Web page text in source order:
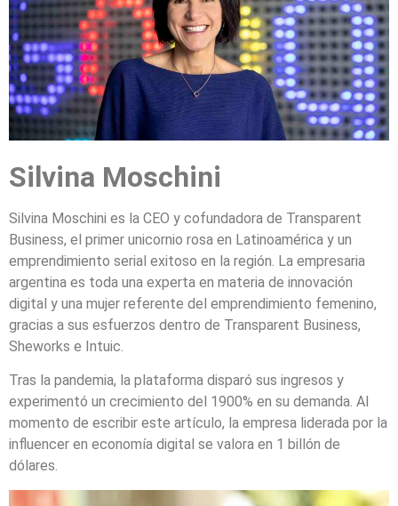
Silvina Moschini
Silvina Moschini es la CEO y cofundadora de Transparent
Business, el primer unicornio rosa en Latinoamérica y un
emprendimiento serial exitoso en la región. La empresaria
argentina es toda una experta en materia de innovación
digital y una mujer referente del emprendimiento femenino,
gracias a sus esfuerzos dentro de Transparent Business,
Sheworks e Intuic.
Tras la pandemia, la plataforma disparó sus ingresos y
experimentó un crecimiento del 1900% en su demanda. Al
momento de escribir este artículo, la empresa liderada por la
influencer en economía digital se valora en 1 billón de
dólares.